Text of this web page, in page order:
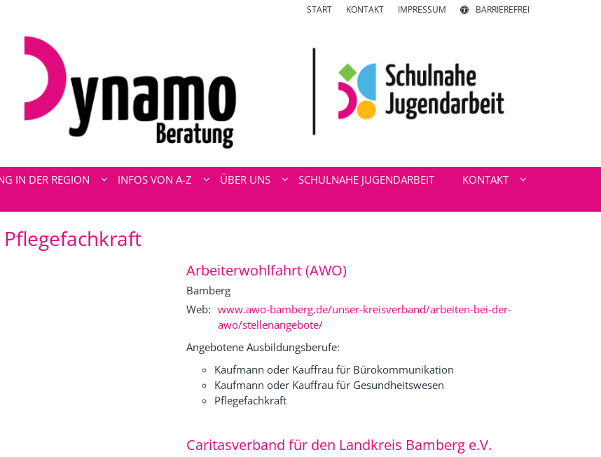
START KONTAKT IMPRESSUM BARRIEREFREI
IN DER REGION INFOS VON A-Z ÜBER UNS SCHULNAHE JUGENDARBEIT KONTAKT
Pflegefachkraft
Arbeiterwohlfahrt (AWO)
Bamberg
Web: www.awo-bamberg.de/unser-kreisverband/arbeiten-bei-der-
awo/stellenangebote/
Angebotene Ausbildungsberufe:
Kaufmann oder Kauffrau für Bürokommunikation
Kaufmann oder Kauffrau für Gesundheitswesen
Pflegefachkraft
Caritasverband für den Landkreis Bamberg e.V.